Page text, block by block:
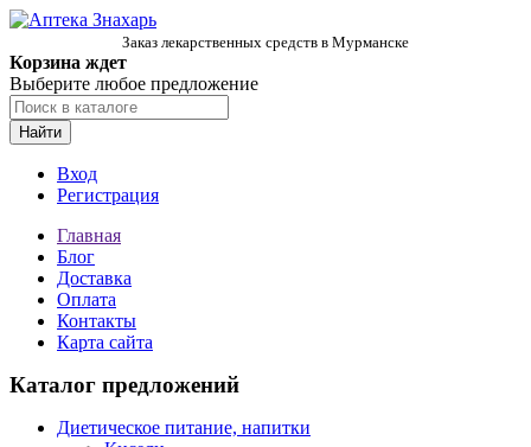
Заказ лекарственных средств в Мурманске
Корзина ждет
Выберите любое предложение
Найти
Вход
Регистрация
Главная
Блог
Доставка
Оплата
Контакты
Карта сайта
Каталог предложений
Диетическое питание, напитки